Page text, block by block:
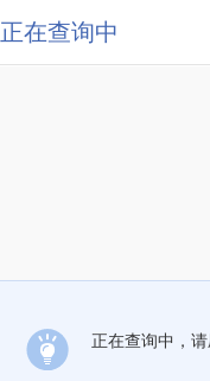
正在查询中
正在查询中，